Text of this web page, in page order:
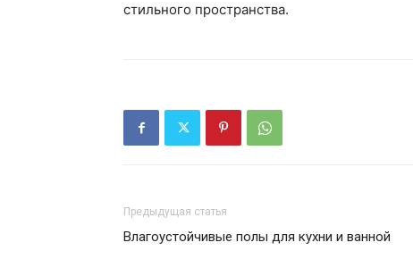
стильного пространства.
Предыдущая статья
Влагоустойчивые полы для кухни и ванной